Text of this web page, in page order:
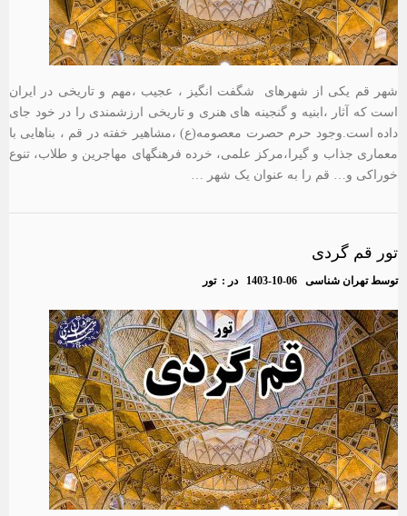
شهر قم یکی از شهرهای شگفت انگیز ، عجیب ،مهم و تاریخی در ایران
است که آثار ،ابنیه و گنجینه های هنری و تاریخی ارزشمندی را در خود جای
داده است.وجود حرم حصرت معصومه(ع) ،مشاهیر خفته در قم ، بناهایی با
معماری جذاب و گیرا،مرکز علمی، خرده فرهنگهای مهاجرین و طلاب، تنوع
خوراکی و… قم را به عنوان یک شهر …
تور قم گردی
توسطتهران شناسی 1403-10-06 در :تور